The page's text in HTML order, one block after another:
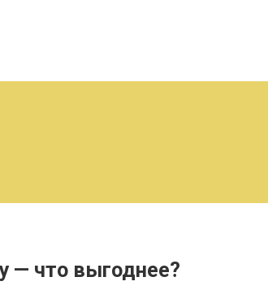
— что выгоднее?